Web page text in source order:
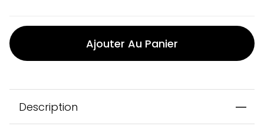
Ajouter Au Panier
Description